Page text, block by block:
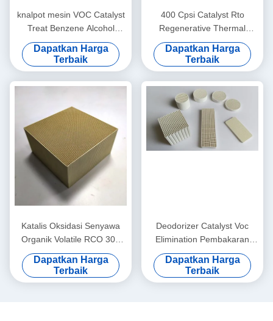
knalpot mesin VOC Catalyst
Treat Benzene Alcohol
Aldehyde Alkane
100x100x50mm
Dapatkan Harga
Terbaik
400 Cpsi Catalyst Rto
Regenerative Thermal
Oxidizer Perawatan
Pembakaran Aliran Kecil
Dapatkan Harga
Terbaik
Katalis Oksidasi Senyawa
Organik Volatile RCO 300
Cpsi Hapus Gas Limbah
Industri
Dapatkan Harga
Terbaik
Deodorizer Catalyst Voc
Elimination Pembakaran
Metode Oksidasi Katalitik
Dapatkan Harga
Terbaik